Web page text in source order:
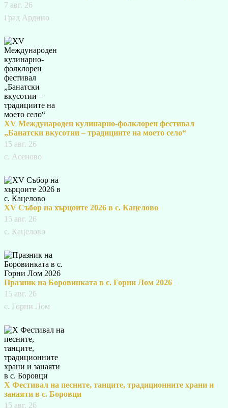
7 авг. 26
Град Ардино
XV Международен кулинарно-фолклорен фестивал
„Банатски вкусотии – традициите на моето село“
15 авг. 26
с. Асеново
XV Събор на хърцоите 2026 в с. Кацелово
15 авг. 26
с. Кацелово
Празник на Боровинката в с. Горни Лом 2026
15 авг. 26
с. Горни Лом
X Фестивал на песните, танците, традиционните храни и
занаяти в с. Боровци
15 авг. 26